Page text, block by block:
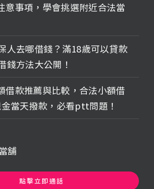
意事項，學會挑選附近合法當
人去哪借錢？滿18歲可以貸款
錢方法大公開！
借款推薦與比較，合法小額借
當天撥款，必看ptt問題！
舖
點擊立即通話